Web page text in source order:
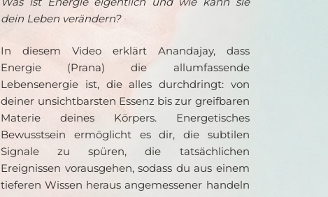
dein Leben verändern?
In diesem Video erklärt Anandajay, dass
Energie (Prana) die allumfassende
Lebensenergie ist, die alles durchdringt: von
deiner unsichtbarsten Essenz bis zur greifbaren
Materie deines Körpers. Energetisches
Bewusstsein ermöglicht es dir, die subtilen
Signale zu spüren, die tatsächlichen
Ereignissen vorausgehen, sodass du aus einem
tieferen Wissen heraus angemessener handeln